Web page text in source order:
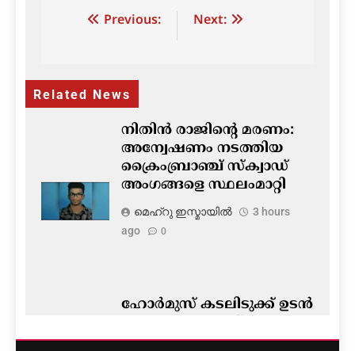
Post Previous: Next:
Related News
നിതിൻ രാജിന്റെ മരണം:
അന്വേഷണം നടത്തിയ
ക്രൈംബ്രാഞ്ച് സ്ക്വാഡ്
അംഗങ്ങളെ സ്ഥലംമാറ്റി
മെഹ്റു ഇസ്മായില്‍
3 hours
ago
0
ഹോർമുസ് കടലിടുക്ക് ഉടൻ
ചർച്ചകൾ